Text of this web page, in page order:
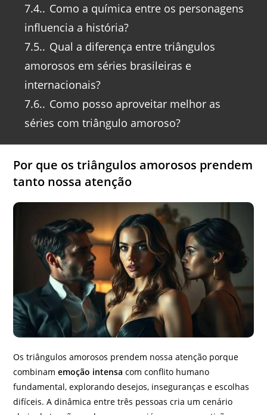
7.4. Como a química entre os personagens
influencia a história?
7.5. Qual a diferença entre triângulos
amorosos em séries brasileiras e
internacionais?
7.6. Como posso aproveitar melhor as
séries com triângulo amoroso?
Por que os triângulos amorosos prendem
tanto nossa atenção
Os triângulos amorosos prendem nossa atenção porque
combinamemoção intensa com conflito humano
fundamental, explorando desejos, inseguranças e escolhas
difíceis. A dinâmica entre três pessoas cria um cenário